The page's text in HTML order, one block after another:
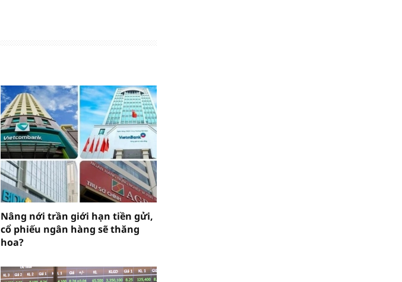
Nâng nới trần giới hạn tiền gửi,
cổ phiếu ngân hàng sẽ thăng
hoa?